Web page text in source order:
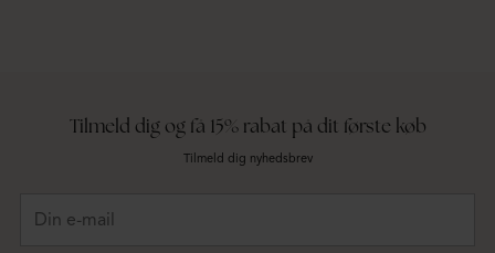
Tilmeld dig og få 15% rabat på dit første køb
Tilmeld dig nyhedsbrev